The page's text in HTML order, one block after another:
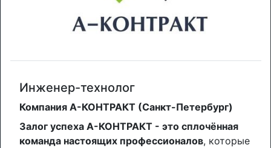
Инженер-технолог
Компания А-КОНТРАКТ (Санкт-Петербург)
Залог успеха А-КОНТРАКТ - это сплочённая
команда настоящих профессионалов, которые